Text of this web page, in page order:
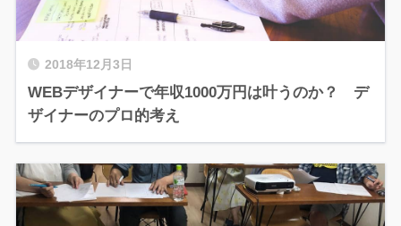
2018年12月3日
WEBデザイナーで年収1000万円は叶うのか？ デ
ザイナーのプロ的考え